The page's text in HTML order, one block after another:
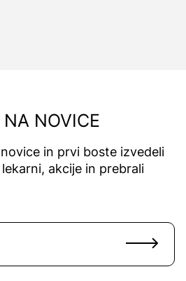
NOVICE
in prvi boste izvedeli
akcije in prebrali